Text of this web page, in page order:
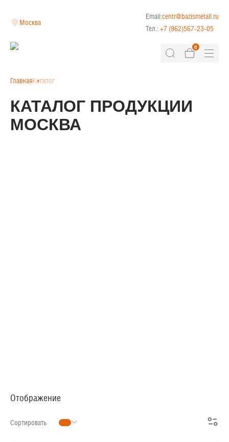
Москва
Email:centr@bazismetall.ru
Тел.:+7 (962)567-23-05
0
ГлавнаяКаталог
КАТАЛОГ ПРОДУКЦИИ
МОСКВА
Отображение
Сортировать